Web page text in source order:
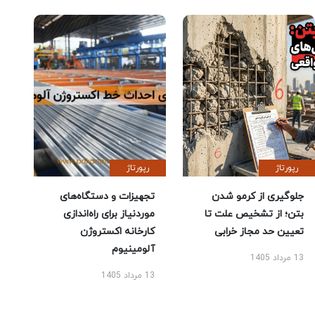
رپورتاژ
جلوگیری از کرمو شدن
بتن؛ از تشخیص علت تا
تعیین حد مجاز خرابی
13 مرداد 1405
رپورتاژ
تجهیزات و دستگاه‌های
موردنیاز برای راه‌اندازی
کارخانه اکستروژن
آلومینیوم
13 مرداد 1405